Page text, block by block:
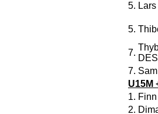
5.
5.
7.
7.
U15M
1.
2.